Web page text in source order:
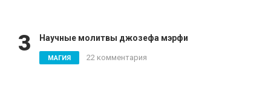
3 Научные молитвы джозефа мэрфи
МАГИЯ 22 комментария